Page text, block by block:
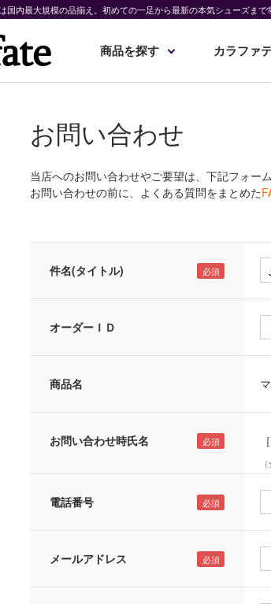
国内最大規模の品揃え。初めての一足から最新の本気シューズまで
商品を探す カラファ
お問い合わせ
当店へのお問い合わせやご要望は、下記フォー
お問い合わせの前に、よくある質問をまとめた
件名(タイトル)
オーダーＩＤ
商品名
お問い合わせ時氏名
電話番号
メールアドレス